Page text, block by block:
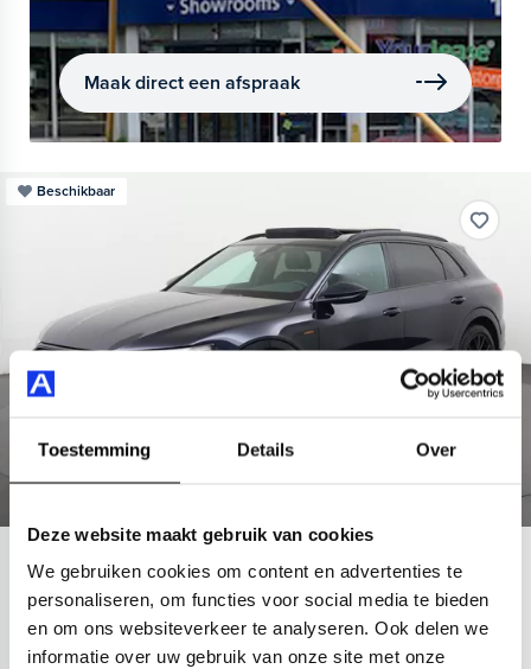
Toestemming Details Over
Deze website maakt gebruik van cookies
We gebruiken cookies om content en advertenties te
personaliseren, om functies voor social media te bieden
en om ons websiteverkeer te analyseren. Ook delen we
informatie over uw gebruik van onze site met onze
Maak direct een afspraak
Beschikbaar
Audi e-tron
55 quattro S-Line Black Style 95 kWh
437 km actieradius
95 kWh accu 2022